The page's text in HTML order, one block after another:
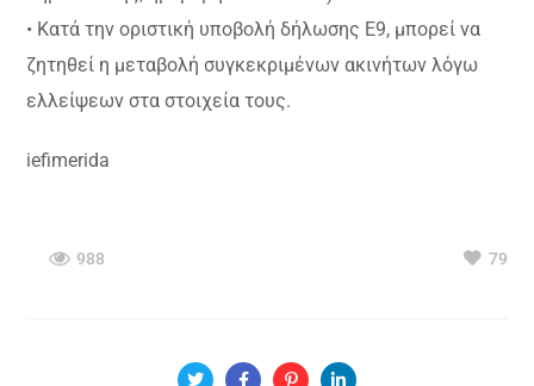
• Κατά την οριστική υποβολή δήλωσης Ε9, μπορεί να
ζητηθεί η μεταβολή συγκεκριμένων ακινήτων λόγω
ελλείψεων στα στοιχεία τους.
iefimerida
988 79